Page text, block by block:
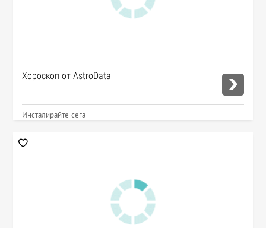
Хороскоп от AstroData
Инсталирайте сега